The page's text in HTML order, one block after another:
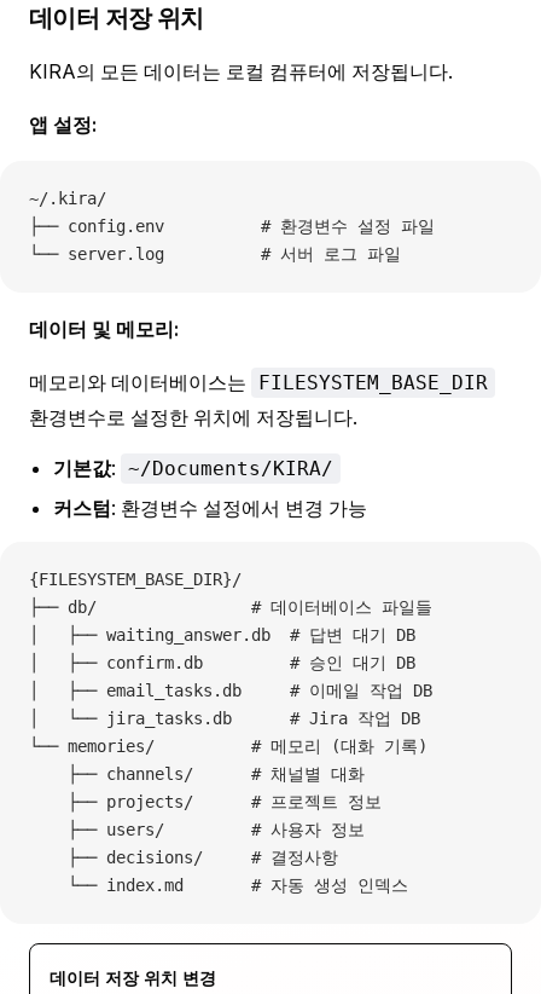
데이터 저장 위치
KIRA의 모든 데이터는 로컬 컴퓨터에 저장됩니다.
앱 설정:
~/.kira/
├── config.env          # 환경변수 설정 파일
└── server.log          # 서버 로그 파일
데이터 및 메모리:
메모리와 데이터베이스는 FILESYSTEM_BASE_DIR
환경변수로 설정한 위치에 저장됩니다.
기본값: ~/Documents/KIRA/
커스텀: 환경변수 설정에서 변경 가능
{FILESYSTEM_BASE_DIR}/
├── db/                # 데이터베이스 파일들
│   ├── waiting_answer.db  # 답변 대기 DB
│   ├── confirm.db         # 승인 대기 DB
│   ├── email_tasks.db     # 이메일 작업 DB
│   └── jira_tasks.db      # Jira 작업 DB
└── memories/          # 메모리 (대화 기록)
    ├── channels/      # 채널별 대화
    ├── projects/      # 프로젝트 정보
    ├── users/         # 사용자 정보
    ├── decisions/     # 결정사항
    └── index.md       # 자동 생성 인덱스
데이터 저장 위치 변경